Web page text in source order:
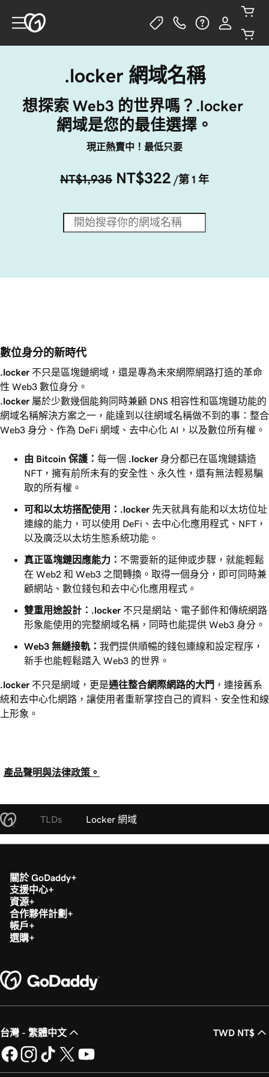
.locker 網域名稱
想探索 Web3 的世界嗎？.locker
網域是您的最佳選擇。
現正熱賣中！最低只要
NT$1,935 NT$322 /第 1 年
數位身分的新時代
.locker 不只是區塊鏈網域，還是專為未來網際網路打造的革命
性 Web3 數位身分。
.locker 屬於少數幾個能夠同時兼顧 DNS 相容性和區塊鏈功能的
網域名稱解決方案之一，能達到以往網域名稱做不到的事：整合
Web3 身分、作為 DeFi 網域、去中心化 AI，以及數位所有權。
由 Bitcoin 保護： 每一個 .locker 身分都已在區塊鏈鑄造
NFT，擁有前所未有的安全性、永久性，還有無法輕易騙
取的所有權。
可和以太坊搭配使用： .locker 先天就具有能和以太坊位址
連線的能力，可以使用 DeFi、去中心化應用程式、NFT，
以及廣泛以太坊生態系統功能。
真正區塊鏈因應能力： 不需要新的延伸或步驟，就能輕鬆
在 Web2 和 Web3 之間轉換。取得一個身分，即可同時兼
顧網站、數位錢包和去中心化應用程式。
雙重用途設計： .locker 不只是網站、電子郵件和傳統網路
形象能使用的完整網域名稱，同時也能提供 Web3 身分。
Web3 無縫接軌： 我們提供順暢的錢包連線和設定程序，
新手也能輕鬆踏入 Web3 的世界。
.locker 不只是網域，更是通往整合網際網路的大門 ，連接舊系
統和去中心化網路，讓使用者重新掌控自己的資料、安全性和線
上形象。
產品聲明與法律政策。
TLDs Locker 網域
關於 GoDaddy
支援中心
資源
合作夥伴計劃
帳戶
選購
台灣 - 繁體中文 TWD NT$